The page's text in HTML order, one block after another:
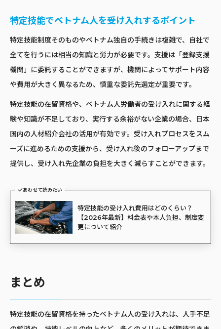
特定技能でベトナム人を受け入れするポイント
特定技能制度そのものやベトナム独自の手続きは複雑で、自社で
全てを行うには相当の知識と労力が必要です。支援は「登録支援
機関」に委託することができますが、機関によってサポート内容
や費用が大きく異なるため、慎重な委託先選定が重要です。
特定技能の在留資格や、ベトナム人労働者の受け入れに関する経
験や知識が不足しており、実行する余裕がない企業の場合、日本
国内の人材紹介会社の活用が有効です。受け入れプロセスをスム
ーズに進めるための支援から、受け入れ後のフォローアップまで
提供し、受け入れ先企業の負担を大きく減らすことができます。
あわせて読みたい
特定技能の受け入れ費用はどのくらい？
【2026年最新】料金表や本人負担、制度変
更について紹介
まとめ
特定技能の在留資格を持ったベトナム人の受け入れは、人手不足